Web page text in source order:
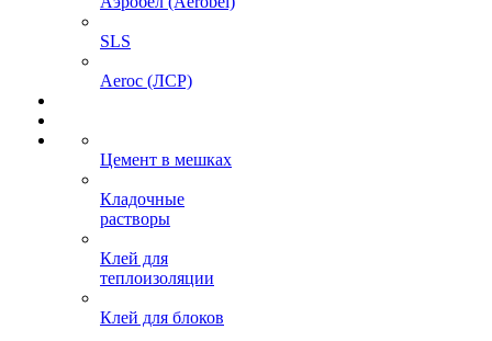
SLS
Aeroc (ЛСР)
Цемент в мешках
Кладочные
растворы
Клей для
теплоизоляции
Клей для блоков